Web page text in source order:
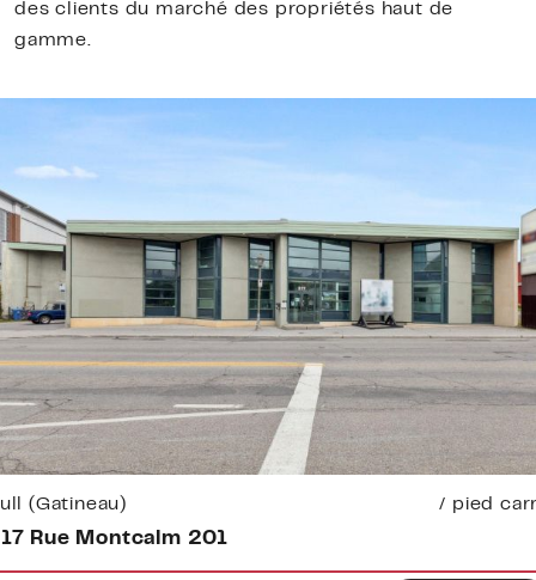
des clients du marché des propriétés haut de
gamme.
(Gatineau) / pied
Rue Montcalm 201